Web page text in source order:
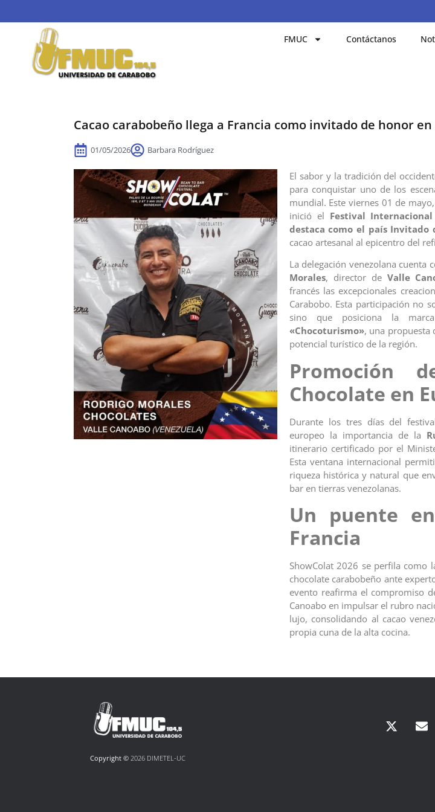
FMUC Contáctanos
Cacao carabobeño llega a Francia como invitado de honor
01/05/2026 Barbara Rodríguez
El sabor y la tradición del
para conquistar uno de los
mundial. Este viernes 01 de
inició el Festival
destaca como el país Invitado
cacao artesanal al epicentro del
La delegación venezolana cuenta
Morales, director de Valle
francés las excepcionales
Carabobo. Esta participación no
sino que posiciona la
«Chocoturismo», una propuesta
potencial turístico de la región.
Promoción
Chocolate en
Durante los tres días del
europeo la importancia de la
itinerario certificado por el
Esta ventana internacional
riqueza histórica y natural que
bar en tierras venezolanas.
Un puente
Francia
ShowColat 2026 se perfila como
chocolate carabobeño ante
evento reafirma el compromiso
Canoabo en impulsar el rubro
lujo, consolidando al cacao
propia cuna de la alta cocina.
Copyright ©2026 DIMETEL-UC